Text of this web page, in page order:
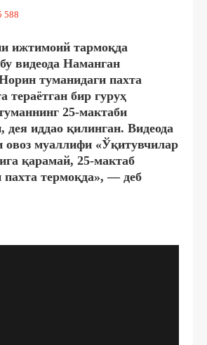
588
ижтимоий тармоқда
видеода Наманган
туманидаги пахта
тераётган бир гуруҳ
25-мактаби
дея иддао қилинган. Видеода
овоз муаллифи «Ўқитувчилар
қарамай, 25-мактаб
пахта термоқда», — деб